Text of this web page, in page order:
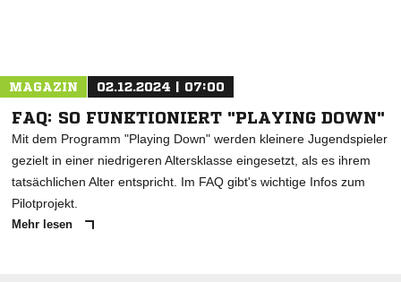
MAGAZIN 02.12.2024 | 07:00
FAQ: SO FUNKTIONIERT "PLAYING DOWN"
Mit dem Programm "Playing Down" werden kleinere Jugendspieler
gezielt in einer niedrigeren Altersklasse eingesetzt, als es ihrem
tatsächlichen Alter entspricht. Im FAQ gibt's wichtige Infos zum
Pilotprojekt.
Mehr lesen